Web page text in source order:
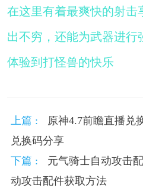
在这里有着最爽快的射击
出不穷，还能为武器进行
体验到打怪兽的快乐
上篇 :
原神4.7前瞻直播兑
兑换码分享
下篇 :
元气骑士自动攻击
动攻击配件获取方法